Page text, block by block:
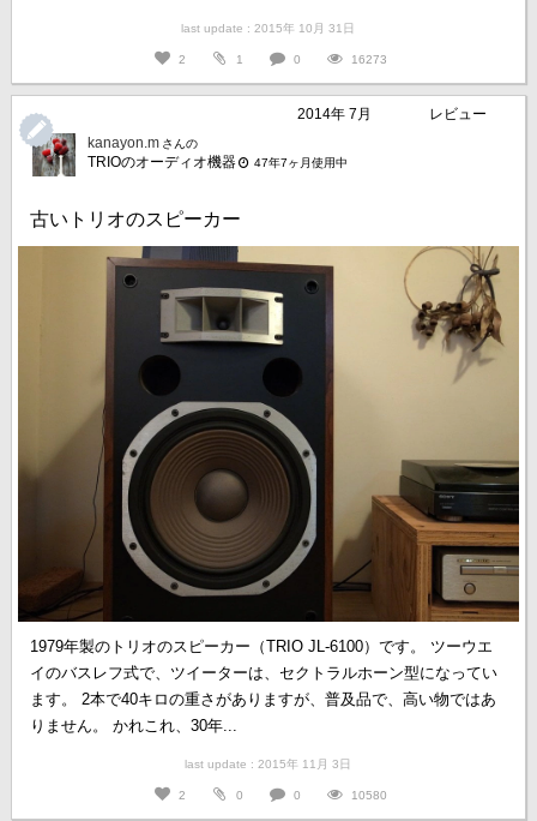
last update : 2015年 10月 31日
2 1 0 16273
2014年 7月
レビュー
kanayon.m さんの
TRIOのオーディオ機器 47年7ヶ月使用中
古いトリオのスピーカー
1979年製のトリオのスピーカー（TRIO JL-6100）です。 ツーウエ
イのバスレフ式で、ツイーターは、セクトラルホーン型になってい
ます。 2本で40キロの重さがありますが、普及品で、高い物ではあ
りません。 かれこれ、30年...
last update : 2015年 11月 3日
2 0 0 10580